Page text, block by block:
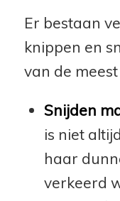
Er bestaan
knippen en
van de
Snijden
is niet
haar
verkeerd